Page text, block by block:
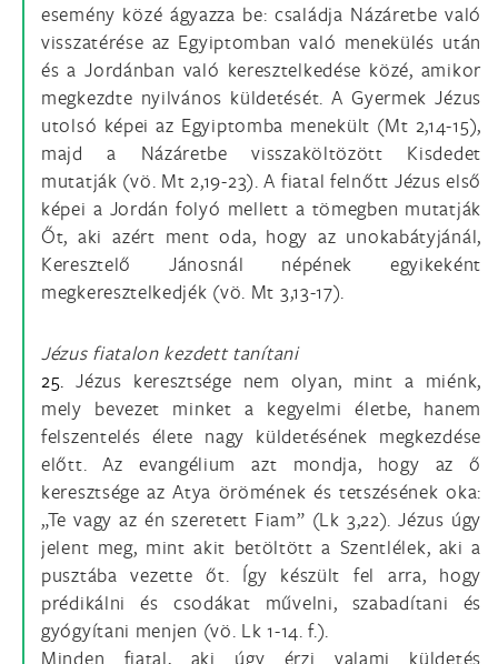
esemény közé ágyazza be: családja Názáretbe való
visszatérése az Egyiptomban való menekülés után
és a Jordánban való keresztelkedése közé, amikor
megkezdte nyilvános küldetését. A Gyermek Jézus
utolsó képei az Egyiptomba menekült (Mt 2,14-15),
majd a Názáretbe visszaköltözött Kisdedet
mutatják (vö. Mt 2,19-23). A fiatal felnőtt Jézus első
képei a Jordán folyó mellett a tömegben mutatják
Őt, aki azért ment oda, hogy az unokabátyjánál,
Keresztelő Jánosnál népének egyikeként
megkeresztelkedjék (vö. Mt 3,13-17).
Jézus fiatalon kezdett tanítani
25. Jézus keresztsége nem olyan, mint a miénk,
mely bevezet minket a kegyelmi életbe, hanem
felszentelés élete nagy küldetésének megkezdése
előtt. Az evangélium azt mondja, hogy az ő
keresztsége az Atya örömének és tetszésének oka:
„Te vagy az én szeretett Fiam” (Lk 3,22). Jézus úgy
jelent meg, mint akit betöltött a Szentlélek, aki a
pusztába vezette őt. Így készült fel arra, hogy
prédikálni és csodákat művelni, szabadítani és
gyógyítani menjen (vö. Lk 1-14. f.).
Minden fiatal, aki úgy érzi valami küldetés